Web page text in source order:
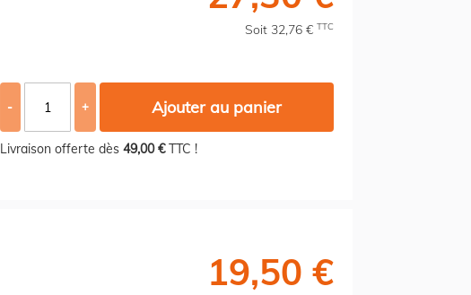
Soit 32,76 € TTC
- + Ajouter au panier
Livraison offerte dès 49,00 €TTC !
19,50 €